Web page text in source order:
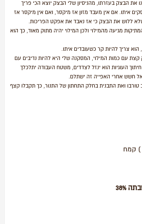
את הבצק בעזרתו, מהניסיון שלי הבצק יוצא הכי פריך
איתו. אם אין מעבד מזון אז מיקסר, ואם אין מיקסר אז
ללוש את הבצק כי אז נאבד את אפקט הפריכות.
מגיעה מהמילוי ולכן המילוי יהיה מתוק מאוד, כך הוא
צריך להיות קר כשעובדים איתו.
קצת עם כמות המילוי, המסקנה שלי היא להיות נדיבים עם
העוגיות הוא ינזל לצדדים, משטח העבודה יתלכלך
אל חשש אחרי האפייה זה ישתלם.
ואת התבנית בחלק התחתון של התנור, כך תקבלו קצף
38%